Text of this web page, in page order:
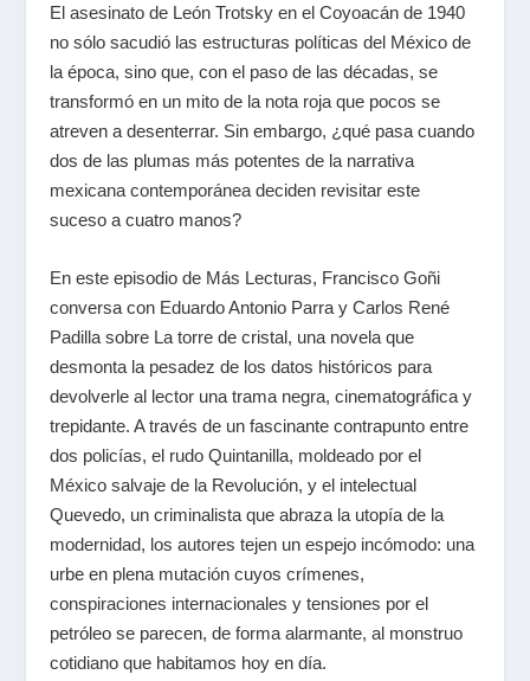
El asesinato de León Trotsky en el Coyoacán de 1940
no sólo sacudió las estructuras políticas del México de
la época, sino que, con el paso de las décadas, se
transformó en un mito de la nota roja que pocos se
atreven a desenterrar. Sin embargo, ¿qué pasa cuando
dos de las plumas más potentes de la narrativa
mexicana contemporánea deciden revisitar este
suceso a cuatro manos?
En este episodio de Más Lecturas, Francisco Goñi
conversa con Eduardo Antonio Parra y Carlos René
Padilla sobre La torre de cristal, una novela que
desmonta la pesadez de los datos históricos para
devolverle al lector una trama negra, cinematográfica y
trepidante. A través de un fascinante contrapunto entre
dos policías, el rudo Quintanilla, moldeado por el
México salvaje de la Revolución, y el intelectual
Quevedo, un criminalista que abraza la utopía de la
modernidad, los autores tejen un espejo incómodo: una
urbe en plena mutación cuyos crímenes,
conspiraciones internacionales y tensiones por el
petróleo se parecen, de forma alarmante, al monstruo
cotidiano que habitamos hoy en día.